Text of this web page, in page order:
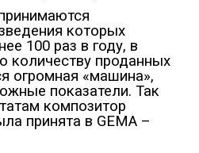
которых
100 раз в году, в
количеству проданных
огромная «машина»,
показатели. Так
композитор
принята в GEMA –